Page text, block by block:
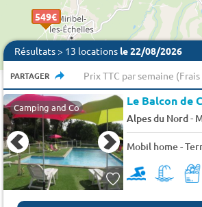
592 €
549€
549€
549€
549€
549€
Résultats > 13 locations le 22/08/2026
PARTAGER Prix TTC par semaine
Camping and Co Le Balcon de
Alpes du Nord-
Mobil home -